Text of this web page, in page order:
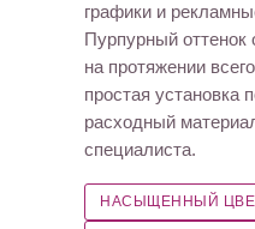
графики и
Пурпурный оттенок
на протяжении
простая установка
расходный
специалиста.
НАСЫЩЕННЫЙ